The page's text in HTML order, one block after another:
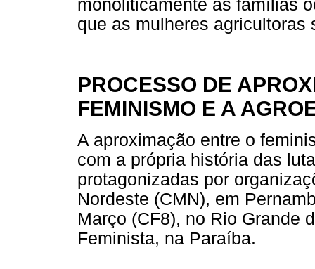
monoliticamente as famílias
que as mulheres
PROCESSO DE
FEMINISMO E A
A aproximação entre o
com a própria história das
protagonizadas por
Nordeste (CMN), em
Março (CF8), no Rio Grande
Feminista, na Paraíba.